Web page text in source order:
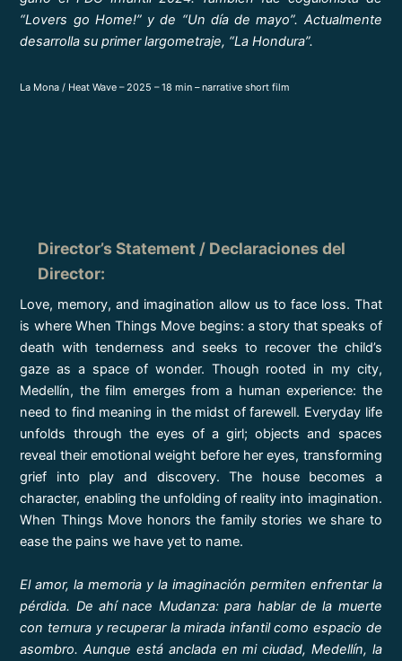
“Lovers go Home!” y de “Un día de mayo”. Actualmente
desarrolla su primer largometraje, “La Hondura”.
La Mona / Heat Wave – 2025 – 18 min – narrative short film
Director’s Statement / Declaraciones del
Director:
Love, memory, and imagination allow us to face loss. That
is where When Things Move begins: a story that speaks of
death with tenderness and seeks to recover the child’s
gaze as a space of wonder. Though rooted in my city,
Medellín, the film emerges from a human experience: the
need to find meaning in the midst of farewell. Everyday life
unfolds through the eyes of a girl; objects and spaces
reveal their emotional weight before her eyes, transforming
grief into play and discovery. The house becomes a
character, enabling the unfolding of reality into imagination.
When Things Move honors the family stories we share to
ease the pains we have yet to name.
El amor, la memoria y la imaginación permiten enfrentar la
pérdida. De ahí nace Mudanza: para hablar de la muerte
con ternura y recuperar la mirada infantil como espacio de
asombro. Aunque está anclada en mi ciudad, Medellín, la